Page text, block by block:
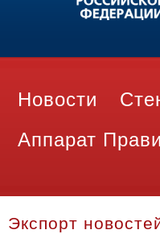
Новости
Аппарат
Экспорт